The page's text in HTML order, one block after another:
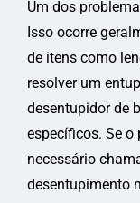
Um dos
Isso ocorre
de itens como
resolver um
desentupidor de
específicos. Se o
necessário
desentupimento